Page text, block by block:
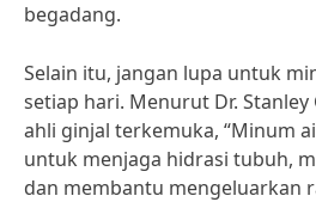
begadang.
Selain itu, jangan lupa untuk
setiap hari. Menurut Dr.
ahli ginjal terkemuka, “Minum
untuk menjaga hidrasi tubuh,
dan membantu mengeluarkan